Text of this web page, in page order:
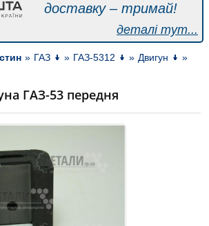
доставку – тримай!
деталі тут...
» ГАЗ » ГАЗ-5312 » Двигун
»
ГАЗ-53 передня